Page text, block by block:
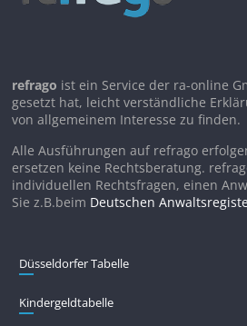
refrago ist ein Service der ra-online
gesetzt hat, leicht verständliche
von allgemeinem Interesse zu finden.
Alle Ausführungen auf refrago
ersetzen keine Rechtsberatung.
individuellen Rechtsfragen, einen
Sie z.B.beim Deutschen
Düsseldorfer Tabelle
Kindergeldtabelle